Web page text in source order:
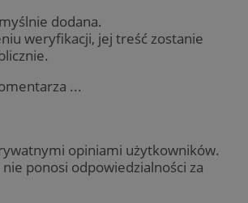
dodana.
weryfikacji, jej treść zostanie
...
opiniami użytkowników.
ponosi odpowiedzialności za